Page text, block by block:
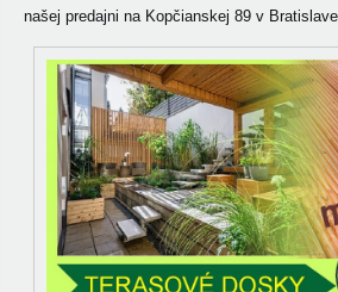
našej predajni na Kopčianskej 89 v